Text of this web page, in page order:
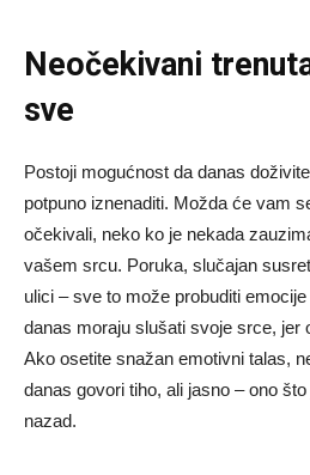
Neočekivani
sve
Postoji mogućnost da danas
potpuno iznenaditi. Možda će vam
očekivali, neko ko je nekada
vašem srcu. Poruka, slučajan
ulici – sve to može probuditi
danas moraju slušati svoje srce, jer
Ako osetite snažan emotivni talas,
danas govori tiho, ali jasno – ono
nazad.